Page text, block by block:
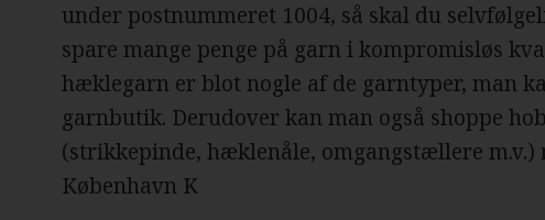
under postnummeret 1004, så skal du
spare mange penge på garn i kompromisløs
hæklegarn er blot nogle af de garntyper, man
garnbutik. Derudover kan man også shoppe
(strikkepinde, hæklenåle, omgangstællere m.v.)
København K